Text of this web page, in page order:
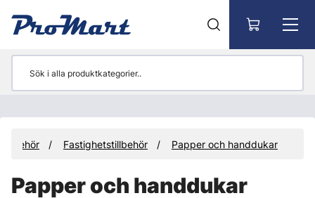
Tillbehör Fastighetstillbehör Papper och handdukar
Papper och handdukar